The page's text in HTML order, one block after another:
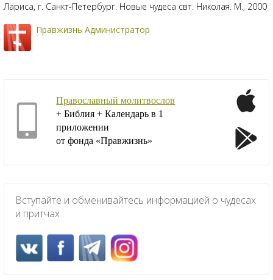
Лариса, г. Санкт-Петербург. Новые чудеса свт. Николая. М., 2000
Правжизнь Администратор
Православный молитвослов
+ Библия + Календарь в 1
приложении
от фонда «Правжизнь»
Вступайте и обменивайтесь информацией о чудесах
и притчах